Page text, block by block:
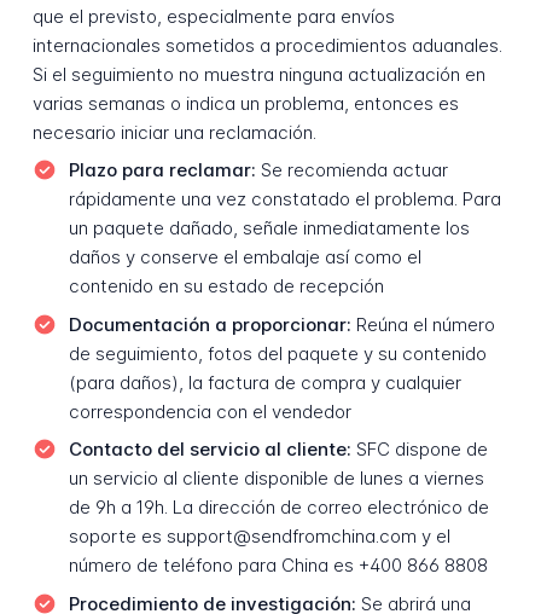
que el previsto, especialmente para envíos
internacionales sometidos a procedimientos aduanales.
Si el seguimiento no muestra ninguna actualización en
varias semanas o indica un problema, entonces es
necesario iniciar una reclamación.
Plazo para reclamar: Se recomienda actuar
rápidamente una vez constatado el problema. Para
un paquete dañado, señale inmediatamente los
daños y conserve el embalaje así como el
contenido en su estado de recepción
Documentación a proporcionar: Reúna el número
de seguimiento, fotos del paquete y su contenido
(para daños), la factura de compra y cualquier
correspondencia con el vendedor
Contacto del servicio al cliente: SFC dispone de
un servicio al cliente disponible de lunes a viernes
de 9h a 19h. La dirección de correo electrónico de
soporte es support@sendfromchina.com y el
número de teléfono para China es +400 866 8808
Procedimiento de investigación: Se abrirá una